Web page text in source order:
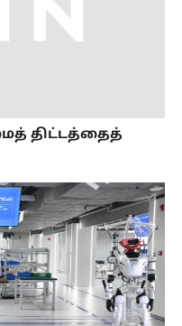
திட்டத்தைத்